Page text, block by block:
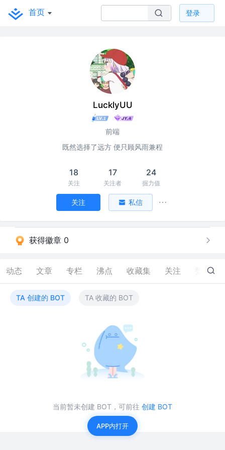
首页 登录
LucklyUU
前端
既然选择了远方 便只顾风雨兼程
18
关注
17
关注者
24
掘力值
关注 私信
获得徽章 0
动态 文章 专栏 沸点 收藏集 关注 51
TA 创建的 BOT TA 收藏的 BOT
当前暂未创建 BOT，可前往 创建 BOT
APP内打开